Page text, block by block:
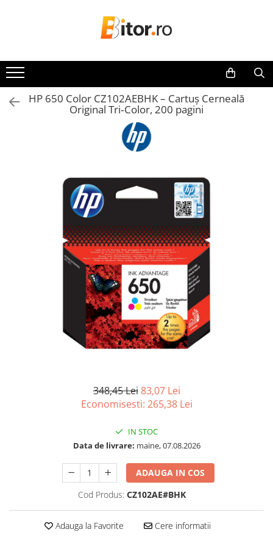
Laptop , PC, Tablete
Laptop-uri
Laptop-uri Gaming
Laptop-uri Workstation
Sistem barebone
Imprimante, Scannere,
Imprimante & Multifuncționale
Imprimanta Laser Color
Imprimanta Laser Mono
Imprimante Cerneală
Imprimante Matriciale
Multifuncțional Cerneală
Multifuncțional Laser Mono
Consumabile & Filamente 3D
Consumabile - cerneală
Consumabile - toner
Imprimante Large Format Printer
Plottere & Scannere
HP 650 Color CZ102AEBHK – Cartuș Cerneală
Original Tri‑Color, 200 pagini
348,45 Lei 83,07 Lei
Economisesti: 265,38 Lei
IN STOC
Data de livrare: maine, 07.08.2026
ADAUGA IN COS
Cod Produs: CZ102AE#BHK
Adauga la Favorite Cere informatii